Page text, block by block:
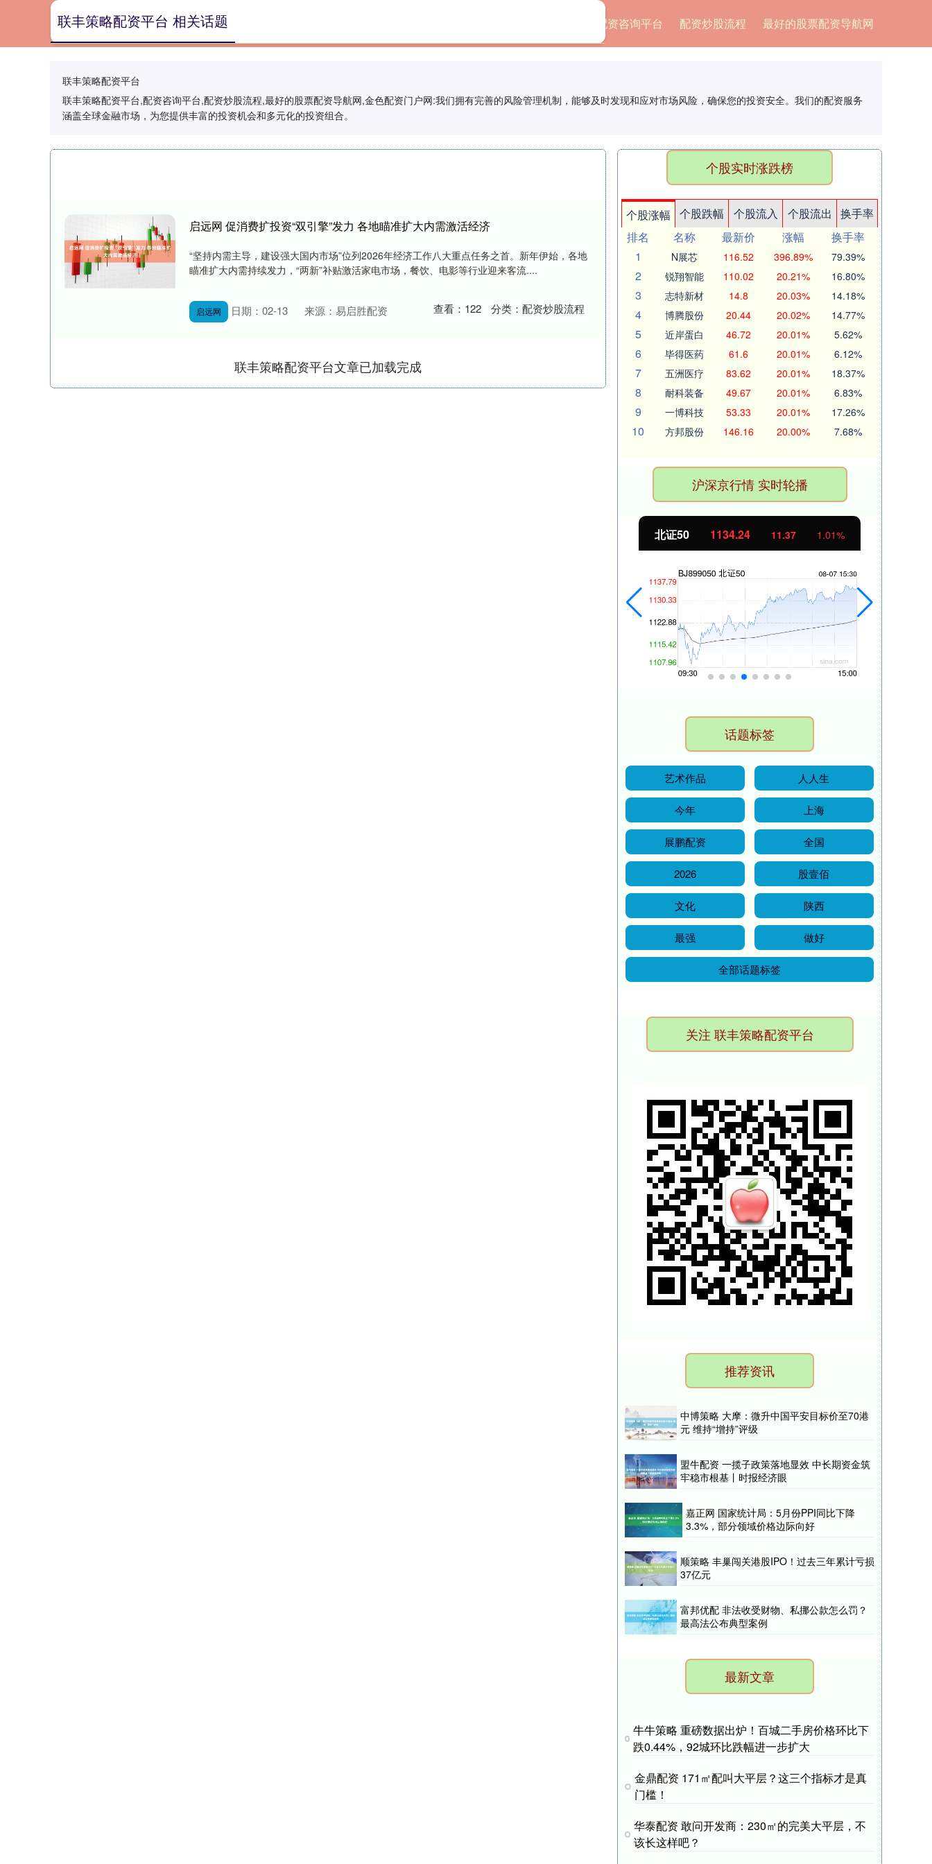
配资咨询平台 配资炒股流程 最好的股票配资导航网
联丰策略配资平台
联丰策略配资平台,配资咨询平台,配资炒股流程,最好的股票配资导航网,金色配资门户网:我们拥有完善的风险管理机制，能够及时发现和应对市场风险，确保您的投资安全。我们的配资服务
涵盖全球金融市场，为您提供丰富的投资机会和多元化的投资组合。
联丰策略配资平台 相关话题
启远网 促消费扩投资“双引擎”发力 各地瞄准扩大内需激活经济
“坚持内需主导，建设强大国内市场”位列2026年经济工作八大重点任务之首。新年伊始，各地
瞄准扩大内需持续发力，“两新”补贴激活家电市场，餐饮、电影等行业迎来客流....
启远网 日期：02-13 来源：易启胜配资 查看： 122 分类： 配资炒股流程
联丰策略配资平台文章已加载完成
个股实时涨跌榜
个股涨幅 个股跌幅 个股流入 个股流出
换手率
排名
名称 最新价 涨幅
换手率
1
N展芯 116.52 396.89% 79.39%
2 锐翔智能 110.02 20.21% 16.80%
3 志特新材 14.8 20.03% 14.18%
4 博腾股份 20.44 20.02% 14.77%
5 近岸蛋白 46.72 20.01% 5.62%
6 毕得医药 61.6 20.01% 6.12%
7 五洲医疗 83.62 20.01% 18.37%
8 耐科装备 49.67 20.01% 6.83%
9 一博科技 53.33 20.01% 17.26%
10 方邦股份 146.16 20.00% 7.68%
沪深京行情 实时轮播
北证50 1134.24 11.37 1.01%
话题标签
艺术作品 人人生
今年 上海
展鹏配资 全国
2026 股壹佰
文化 陕西
最强 做好
全部话题标签
关注 联丰策略配资平台
推荐资讯
中博策略 大摩：微升中国平安目标价至70港
元 维持“增持”评级
盟牛配资 一揽子政策落地显效 中长期资金筑
牢稳市根基丨时报经济眼
嘉正网 国家统计局：5月份PPI同比下降
3.3%，部分领域价格边际向好
顺策略 丰巢闯关港股IPO！过去三年累计亏损
37亿元
富邦优配 非法收受财物、私挪公款怎么罚？
最高法公布典型案例
最新文章
牛牛策略 重磅数据出炉！百城二手房价格环比下
跌0.44%，92城环比跌幅进一步扩大
金鼎配资 171㎡配叫大平层？这三个指标才是真
门槛！
华泰配资 敢问开发商：230㎡的完美大平层，不
该长这样吧？